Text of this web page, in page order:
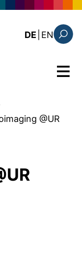
DE EN: this
Menü
@UR